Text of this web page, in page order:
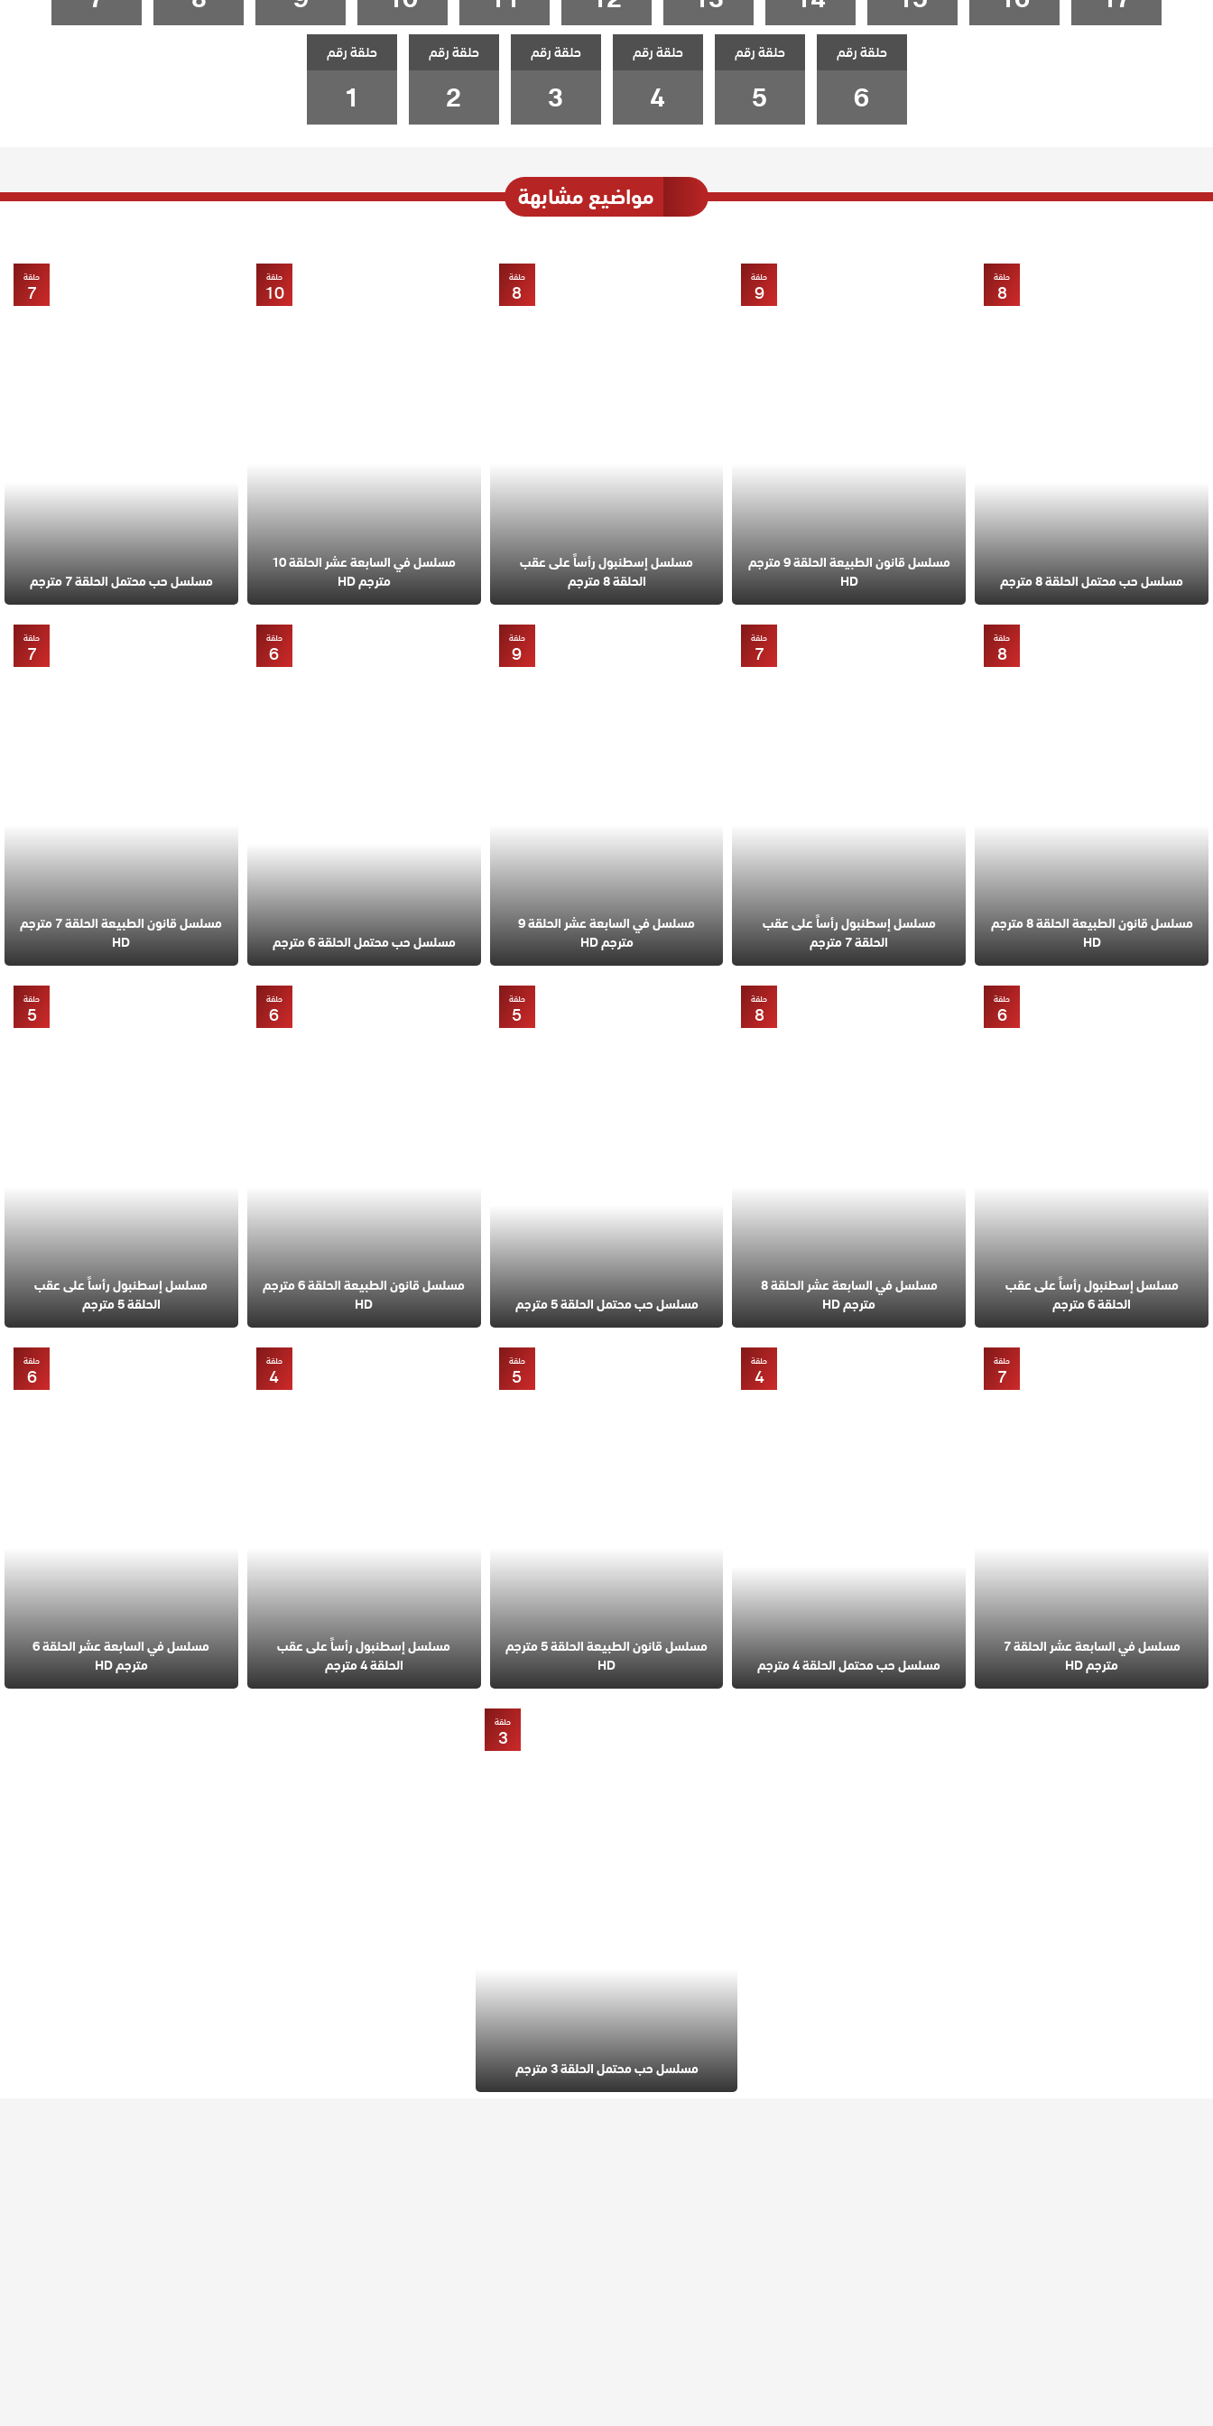
حلقة رقم
6
حلقة رقم
5
حلقة رقم
4
حلقة رقم
3
حلقة رقم
2
حلقة رقم
1
مواضيع مشابهة
مسلسل حب محتمل الحلقة 8 مترجم
حلقة
8
مسلسل قانون الطبيعة الحلقة 9 مترجم
HD
حلقة
9
مسلسل إسطنبول رأساً على عقب
الحلقة 8 مترجم
حلقة
8
مسلسل في السابعة عشر الحلقة 10
مترجم HD
حلقة
10
مسلسل حب محتمل الحلقة 7 مترجم
حلقة
7
مسلسل قانون الطبيعة الحلقة 8 مترجم
HD
حلقة
8
مسلسل إسطنبول رأساً على عقب
الحلقة 7 مترجم
حلقة
7
مسلسل في السابعة عشر الحلقة 9
مترجم HD
حلقة
9
مسلسل حب محتمل الحلقة 6 مترجم
حلقة
6
مسلسل قانون الطبيعة الحلقة 7 مترجم
HD
حلقة
7
مسلسل إسطنبول رأساً على عقب
الحلقة 6 مترجم
حلقة
6
مسلسل في السابعة عشر الحلقة 8
مترجم HD
حلقة
8
مسلسل حب محتمل الحلقة 5 مترجم
حلقة
5
مسلسل قانون الطبيعة الحلقة 6 مترجم
HD
حلقة
6
مسلسل إسطنبول رأساً على عقب
الحلقة 5 مترجم
حلقة
5
مسلسل في السابعة عشر الحلقة 7
مترجم HD
حلقة
7
مسلسل حب محتمل الحلقة 4 مترجم
حلقة
4
مسلسل قانون الطبيعة الحلقة 5 مترجم
HD
حلقة
5
مسلسل إسطنبول رأساً على عقب
الحلقة 4 مترجم
حلقة
4
مسلسل في السابعة عشر الحلقة 6
مترجم HD
حلقة
6
مسلسل حب محتمل الحلقة 3 مترجم
حلقة
3